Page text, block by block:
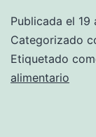
Publicada el 19
Categorizado
Etiquetado
alimentario